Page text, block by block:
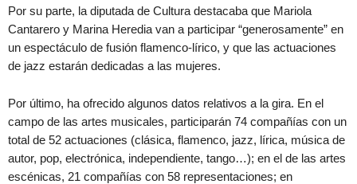
Por su parte, la diputada de Cultura destacaba que Mariola
Cantarero y Marina Heredia van a participar “generosamente” en
un espectáculo de fusión flamenco-lírico, y que las actuaciones
de jazz estarán dedicadas a las mujeres.
Por último, ha ofrecido algunos datos relativos a la gira. En el
campo de las artes musicales, participarán 74 compañías con un
total de 52 actuaciones (clásica, flamenco, jazz, lírica, música de
autor, pop, electrónica, independiente, tango…); en el de las artes
escénicas, 21 compañías con 58 representaciones; en